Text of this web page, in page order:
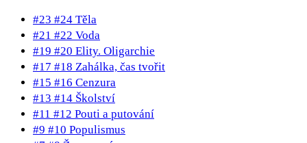
#23 #24 Těla
#21 #22 Voda
#19 #20 Elity. Oligarchie
#17 #18 Zahálka, čas tvořit
#15 #16 Cenzura
#13 #14 Školství
#11 #12 Pouti a putování
#9 #10 Populismus